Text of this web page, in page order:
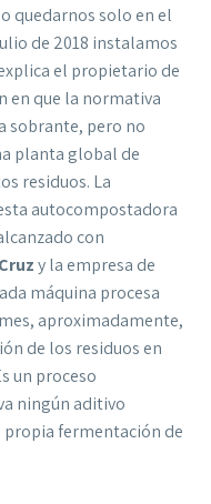
quedarnos solo en el
de 2018 instalamos
el propietario de
en que la normativa
sobrante, pero no
planta global de
residuos. La
autocompostadora
con
y la empresa de
máquina procesa
aproximadamente,
de los residuos en
un proceso
ningún aditivo
propia fermentación de